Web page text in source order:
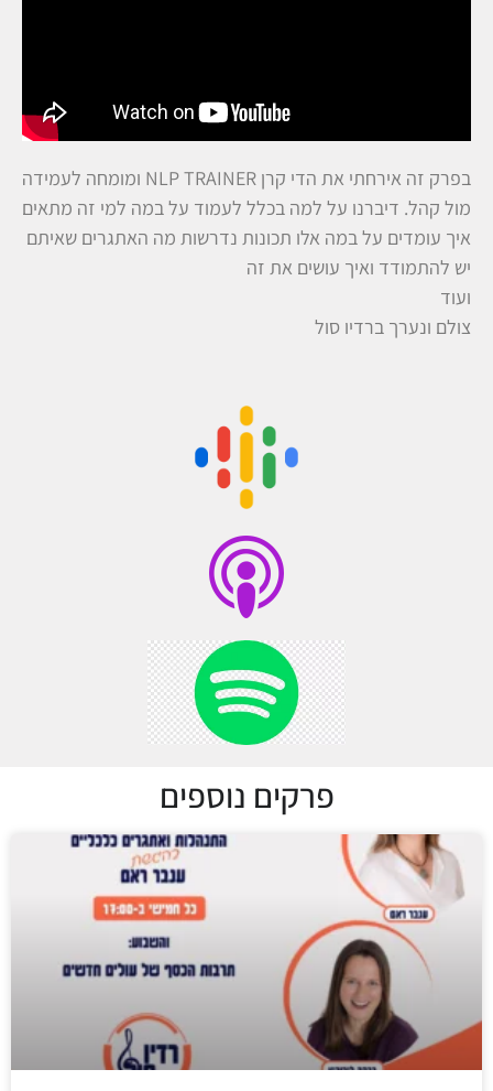
בפרק זה אירחתי את הדי קרן NLP TRAINER ומומחה לעמידה
מול קהל. דיברנו על למה בכלל לעמוד על במה למי זה מתאים
איך עומדים על במה אלו תכונות נדרשות מה האתגרים שאיתם
יש להתמודד ואיך עושים את זה
ועוד
צולם ונערך ברדיו סול
פרקים נוספים